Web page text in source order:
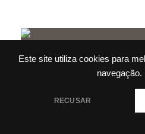
Este site utiliza cookies para
navegação.
RECUSAR
Como um